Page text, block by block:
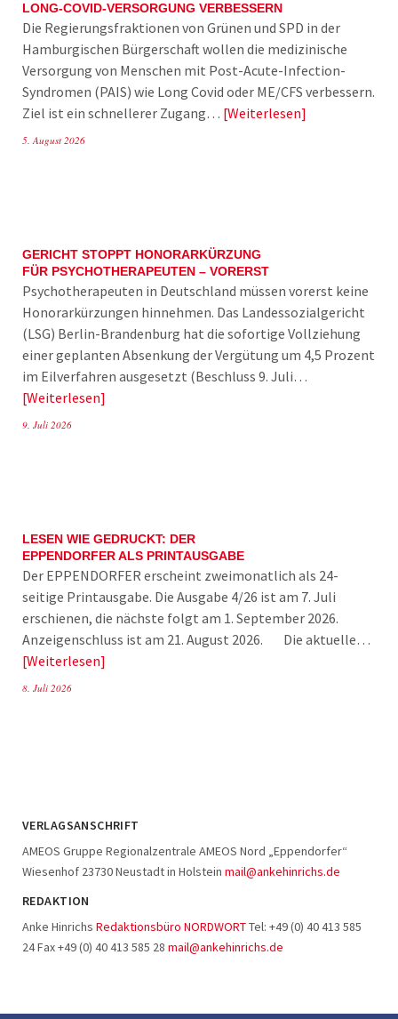
LONG-COVID-VERSORGUNG VERBESSERN
Die Regierungsfraktionen von Grünen und SPD in der
Hamburgischen Bürgerschaft wollen die medizinische
Versorgung von Menschen mit Post-Acute-Infection-
Syndromen (PAIS) wie Long Covid oder ME/CFS verbessern.
Ziel ist ein schnellerer Zugang… Weiterlesen
5. August 2026
GERICHT STOPPT HONORARKÜRZUNG
FÜR PSYCHOTHERAPEUTEN – VORERST
Psychotherapeuten in Deutschland müssen vorerst keine
Honorarkürzungen hinnehmen. Das Landessozialgericht
(LSG) Berlin-Brandenburg hat die sofortige Vollziehung
einer geplanten Absenkung der Vergütung um 4,5 Prozent
im Eilverfahren ausgesetzt (Beschluss 9. Juli…
Weiterlesen
9. Juli 2026
LESEN WIE GEDRUCKT: DER
EPPENDORFER ALS PRINTAUSGABE
Der EPPENDORFER erscheint zweimonatlich als 24-
seitige Printausgabe. Die Ausgabe 4/26 ist am 7. Juli
erschienen, die nächste folgt am 1. September 2026.
Anzeigenschluss ist am 21. August 2026. Die aktuelle…
Weiterlesen
8. Juli 2026
VERLAGSANSCHRIFT
AMEOS Gruppe Regionalzentrale AMEOS Nord „Eppendorfer“
Wiesenhof 23730 Neustadt in Holstein mail@ankehinrichs.de
REDAKTION
Anke Hinrichs Redaktionsbüro NORDWORTTel: +49 (0) 40 413 585
24 Fax +49 (0) 40 413 585 28 mail@ankehinrichs.de